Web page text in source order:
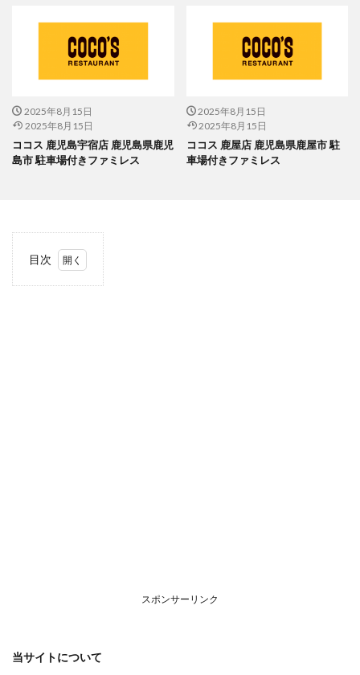
2025年8月15日
2025年8月15日
ココス 鹿児島宇宿店 鹿児島県鹿児
島市 駐車場付きファミレス
2025年8月15日
2025年8月15日
ココス 鹿屋店 鹿児島県鹿屋市 駐
車場付きファミレス
目次
スポンサーリンク
当サイトについて